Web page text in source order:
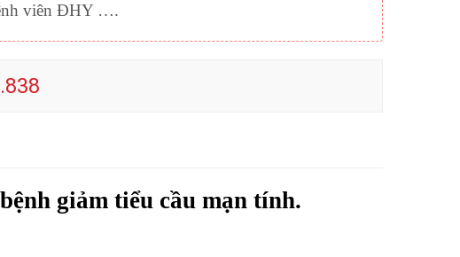
viên ĐHY ….
giảm tiểu cầu mạn tính.